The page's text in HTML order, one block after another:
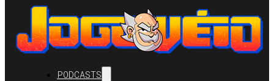
PODCASTS